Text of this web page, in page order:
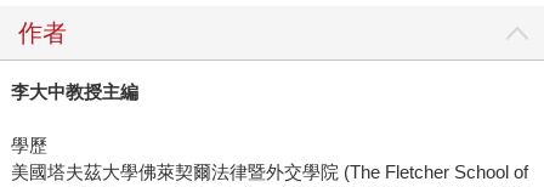
作者
李大中教授主編
學歷
美國塔夫茲大學佛萊契爾法律暨外交學院 (The Fletcher School of